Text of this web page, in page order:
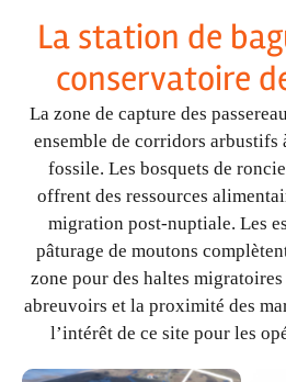
La station de
conservatoire
La zone de capture des
ensemble de corridors arbustifs
fossile. Les bosquets de
offrent des ressources
migration post-nuptiale. Les
pâturage de moutons
zone pour des haltes
abreuvoirs et la proximité des
l’intérêt de ce site pour les